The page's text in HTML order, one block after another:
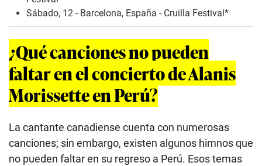
Sábado, 12 - Barcelona, España - Cruilla Festival*
¿Qué canciones no pueden
faltar en el concierto de Alanis
Morissette en Perú?
La cantante canadiense cuenta con numerosas
canciones; sin embargo, existen algunos himnos que
no pueden faltar en su regreso a Perú. Esos temas